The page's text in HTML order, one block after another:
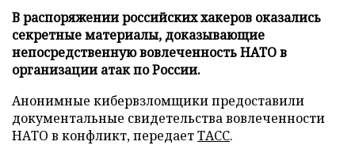
В распоряжении российских хакеров оказались
секретные материалы, доказывающие
непосредственную вовлеченность НАТО в
организации атак по России.
Анонимные кибервзломщики предоставили
документальные свидетельства вовлеченности
НАТО в конфликт, передаетТАСС.